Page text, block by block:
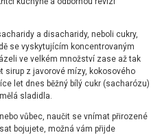
a disacharidy, neboli cukry,
se vyskytujícím koncentrovaným
ve velkém množství zase až tak
sirup z javorové mízy, kokosového
let dnes běžný bílý cukr (sacharózu)
sladidla.
vůbec, naučit se vnímat přirozené
bojujete, možná vám přijde